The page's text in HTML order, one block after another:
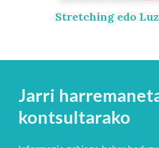
Stretching edo
Jarri
kontsultarako